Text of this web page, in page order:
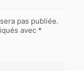
pas publiée.
avec *